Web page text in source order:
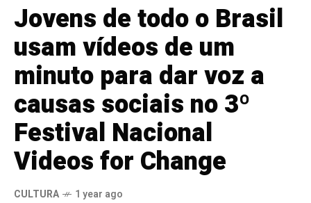
Jovens de todo o Brasil
usam vídeos de um
minuto para dar voz a
causas sociais no 3º
Festival Nacional
Videos for Change
CULTURA 1 year ago